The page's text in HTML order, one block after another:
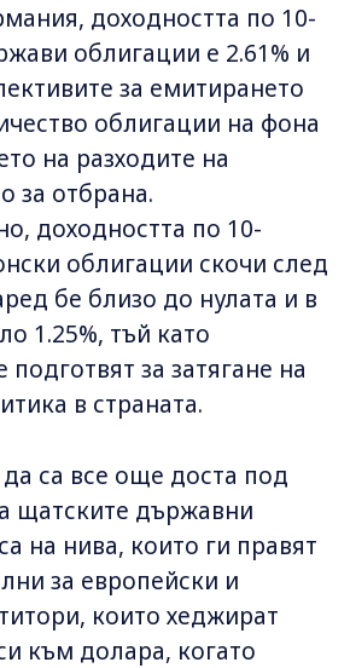
доходността по 10-
облигации е 2.61% и
за емитирането
облигации на фона
на разходите на
за отбрана.
доходността по 10-
облигации скочи след
бе близо до нулата и в
1.25%, тъй като
подготвят за затягане на
в страната.
са все още доста под
щатските държавни
на нива, които ги правят
за европейски и
които хеджират
към долара, когато